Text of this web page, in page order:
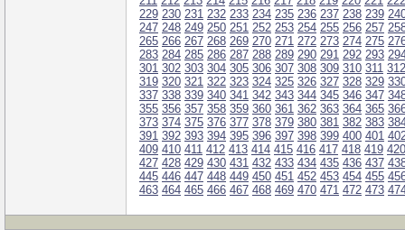
229 230 231 232 233 234 235 236 237 238 239
247 248 249 250 251 252 253 254 255 256 257
265 266 267 268 269 270 271 272 273 274 275
283 284 285 286 287 288 289 290 291 292 293
301 302 303 304 305 306 307 308 309 310 311 312
319 320 321 322 323 324 325 326 327 328 329
337 338 339 340 341 342 343 344 345 346 347
355 356 357 358 359 360 361 362 363 364 365
373 374 375 376 377 378 379 380 381 382 383
391 392 393 394 395 396 397 398 399 400 401
409 410 411 412 413 414 415 416 417 418 419 420
427 428 429 430 431 432 433 434 435 436 437
445 446 447 448 449 450 451 452 453 454 455
463 464 465 466 467 468 469 470 471 472 473